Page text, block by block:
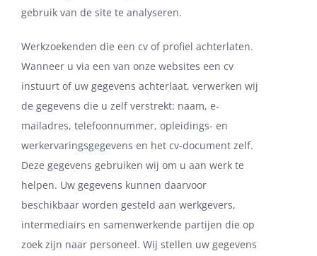
gebruik van de site te analyseren.
Werkzoekenden die een cv of profiel achterlaten.
Wanneer u via een van onze websites een cv
instuurt of uw gegevens achterlaat, verwerken wij
de gegevens die u zelf verstrekt: naam, e-
mailadres, telefoonnummer, opleidings- en
werkervaringsgegevens en het cv-document zelf.
Deze gegevens gebruiken wij om u aan werk te
helpen. Uw gegevens kunnen daarvoor
beschikbaar worden gesteld aan werkgevers,
intermediairs en samenwerkende partijen die op
zoek zijn naar personeel. Wij stellen uw gegevens